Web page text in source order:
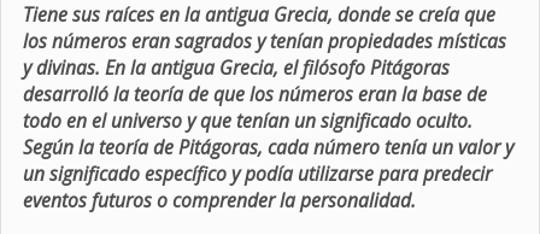
Tiene sus raíces en la antigua Grecia, donde se creía que
los números eran sagrados y tenían propiedades místicas
y divinas. En la antigua Grecia, el filósofo Pitágoras
desarrolló la teoría de que los números eran la base de
todo en el universo y que tenían un significado oculto.
Según la teoría de Pitágoras, cada número tenía un valor y
un significado específico y podía utilizarse para predecir
eventos futuros o comprender la personalidad.